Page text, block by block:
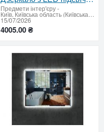
Предмети інтер'єру-
Київ, Київська область (Київська область - продати купити)
15/07/2026
4005.00 ₴